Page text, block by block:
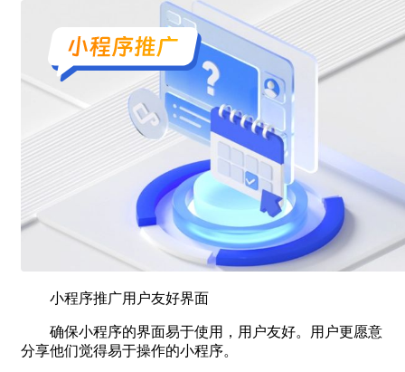
小程序推广用户友好界面
确保小程序的界面易于使用，用户友好。用户更愿意
分享他们觉得易于操作的小程序。